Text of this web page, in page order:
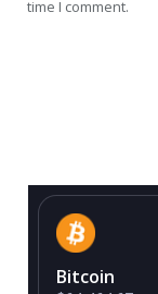
time I comment.
Bitcoin